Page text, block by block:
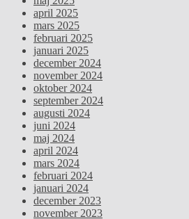
april 2025
mars 2025
februari 2025
januari 2025
december 2024
november 2024
oktober 2024
september 2024
augusti 2024
juni 2024
maj 2024
april 2024
mars 2024
februari 2024
januari 2024
december 2023
november 2023